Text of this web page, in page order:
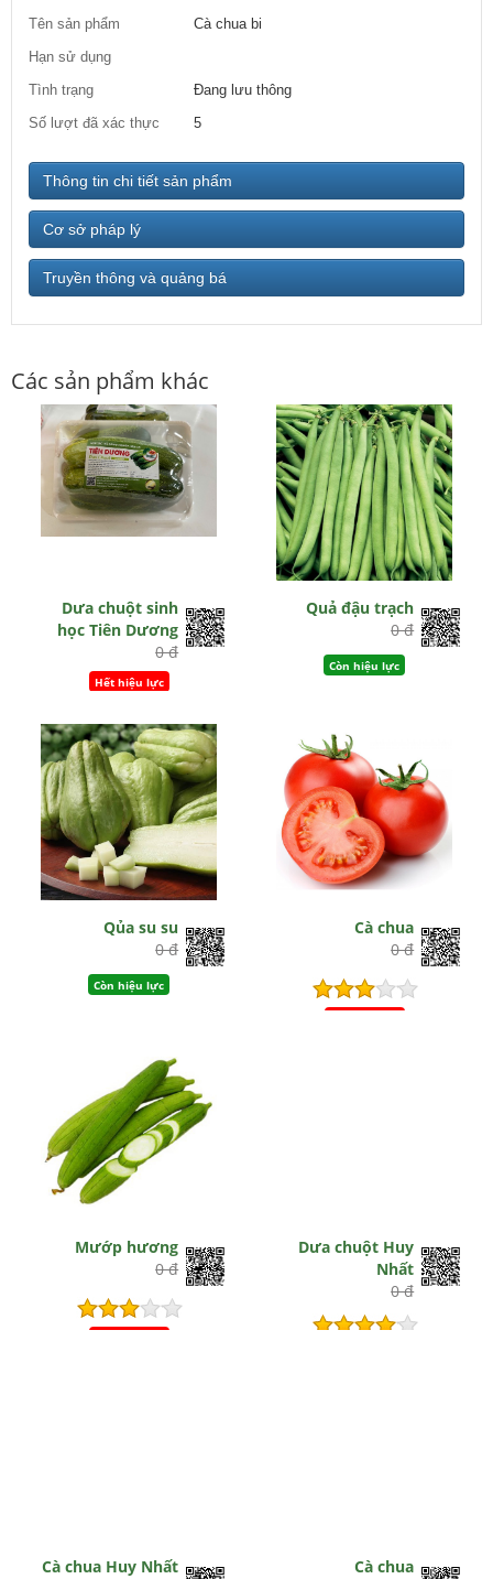
Tên sản phẩm
Cà chua bi
Hạn sử dụng
Tình trạng
Đang lưu thông
Số lượt đã xác thực
5
Thông tin chi tiết sản phẩm
Cơ sở pháp lý
Truyền thông và quảng bá
Các sản phẩm khác
Dưa chuột sinh
học Tiên Dương
0 đ
Hết hiệu lực
Quả đậu trạch
0 đ
Còn hiệu lực
Qủa su su
0 đ
Còn hiệu lực
Cà chua
0 đ
Mướp hương
0 đ
Dưa chuột Huy
Nhất
0 đ
Cà chua Huy Nhất
Cà chua